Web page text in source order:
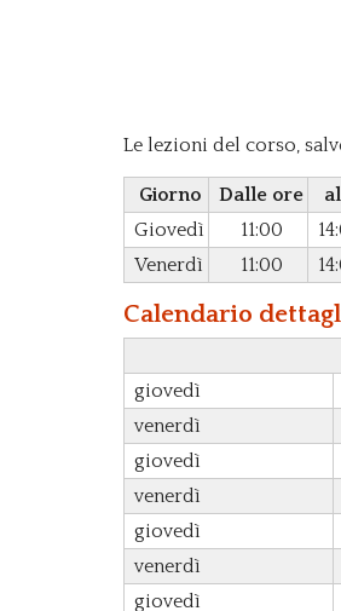
Le lezioni del corso,
Giorno Dalle ore
Giovedì
11:00
Venerdì
11:00
Calendario
giovedì
venerdì
giovedì
venerdì
giovedì
venerdì
giovedì